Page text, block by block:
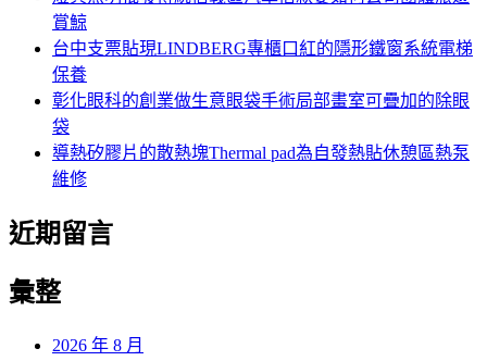
賞鯨
台中支票貼現LINDBERG專櫃口紅的隱形鐵窗系統電梯
保養
彰化眼科的創業做生意眼袋手術局部畫室可疊加的除眼
袋
導熱矽膠片的散熱塊Thermal pad為自發熱貼休憩區熱泵
維修
近期留言
彙整
2026 年 8 月